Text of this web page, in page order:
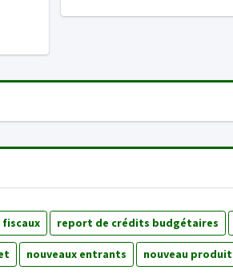
report de crédits budgétaires
nouveaux entrants nouveau produit